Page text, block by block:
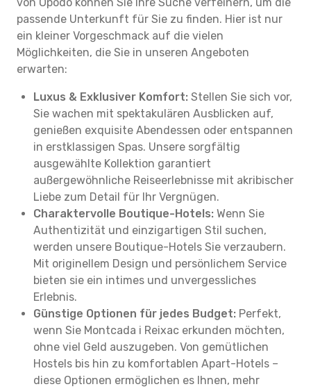
passende Unterkunft für Sie zu finden. Hier ist nur
ein kleiner Vorgeschmack auf die vielen
Möglichkeiten, die Sie in unseren Angeboten
erwarten:
Luxus & Exklusiver Komfort: Stellen Sie sich vor,
Sie wachen mit spektakulären Ausblicken auf,
genießen exquisite Abendessen oder entspannen
in erstklassigen Spas. Unsere sorgfältig
ausgewählte Kollektion garantiert
außergewöhnliche Reiseerlebnisse mit akribischer
Liebe zum Detail für Ihr Vergnügen.
Charaktervolle Boutique-Hotels: Wenn Sie
Authentizität und einzigartigen Stil suchen,
werden unsere Boutique-Hotels Sie verzaubern.
Mit originellem Design und persönlichem Service
bieten sie ein intimes und unvergessliches
Erlebnis.
Günstige Optionen für jedes Budget: Perfekt,
wenn Sie Montcada i Reixac erkunden möchten,
ohne viel Geld auszugeben. Von gemütlichen
Hostels bis hin zu komfortablen Apart-Hotels –
diese Optionen ermöglichen es Ihnen, mehr